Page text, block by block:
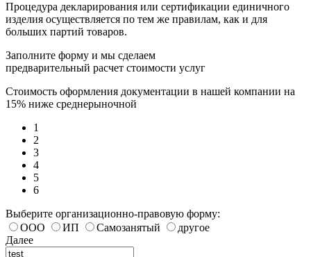
Процедура декларирования или сертификации единичного
изделия осуществляется по тем же правилам, как и для
больших партий товаров.
Заполните форму и мы сделаем
предварительный расчет стоимости услуг
Стоимость оформления документации в нашей компании на
15% ниже среднерыночной
1
2
3
4
5
6
Выберите организационно-правовую форму:
ООО
ИП Самозанятый
другое
Далее